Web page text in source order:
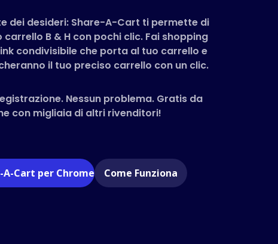
dei desideri: Share-A-Cart ti permette di
B & H con pochi clic. Fai shopping
condivisibile che porta al tuo carrello e
il tuo preciso carrello con un clic.
Nessun problema. Gratis da
con migliaia di altri rivenditori!
Cart per Chrome Come Funziona